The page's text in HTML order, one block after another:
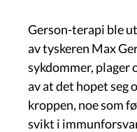
Gerson-terapi ble
av tyskeren Max
sykdommer, plager
av at det hopet seg
kroppen, noe som
svikt i